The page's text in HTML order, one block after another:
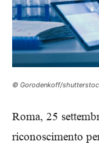
© Gorodenkoff/
Roma, 25
riconoscimento